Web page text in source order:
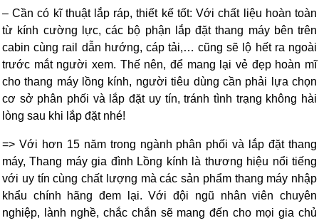
– Cần có kĩ thuật lắp ráp, thiết kế tốt: Với chất liệu hoàn toàn
từ kính cường lực, các bộ phận lắp đặt thang máy bên trên
cabin cùng rail dẫn hướng, cáp tải,… cũng sẽ lộ hết ra ngoài
trước mắt người xem. Thế nên, để mang lại vẻ đẹp hoàn mĩ
cho thang máy lồng kính, người tiêu dùng cần phải lựa chọn
cơ sở phân phối và lắp đặt uy tín, tránh tình trạng không hài
lòng sau khi lắp đặt nhé!
=> Với hơn 15 năm trong ngành phân phối và lắp đặt thang
máy, Thang máy gia đình Lồng kính là thương hiệu nổi tiếng
với uy tín cùng chất lượng mà các sản phẩm thang máy nhập
khẩu chính hãng đem lại. Với đội ngũ nhân viên chuyên
nghiệp, lành nghề, chắc chắn sẽ mang đến cho mọi gia chủ